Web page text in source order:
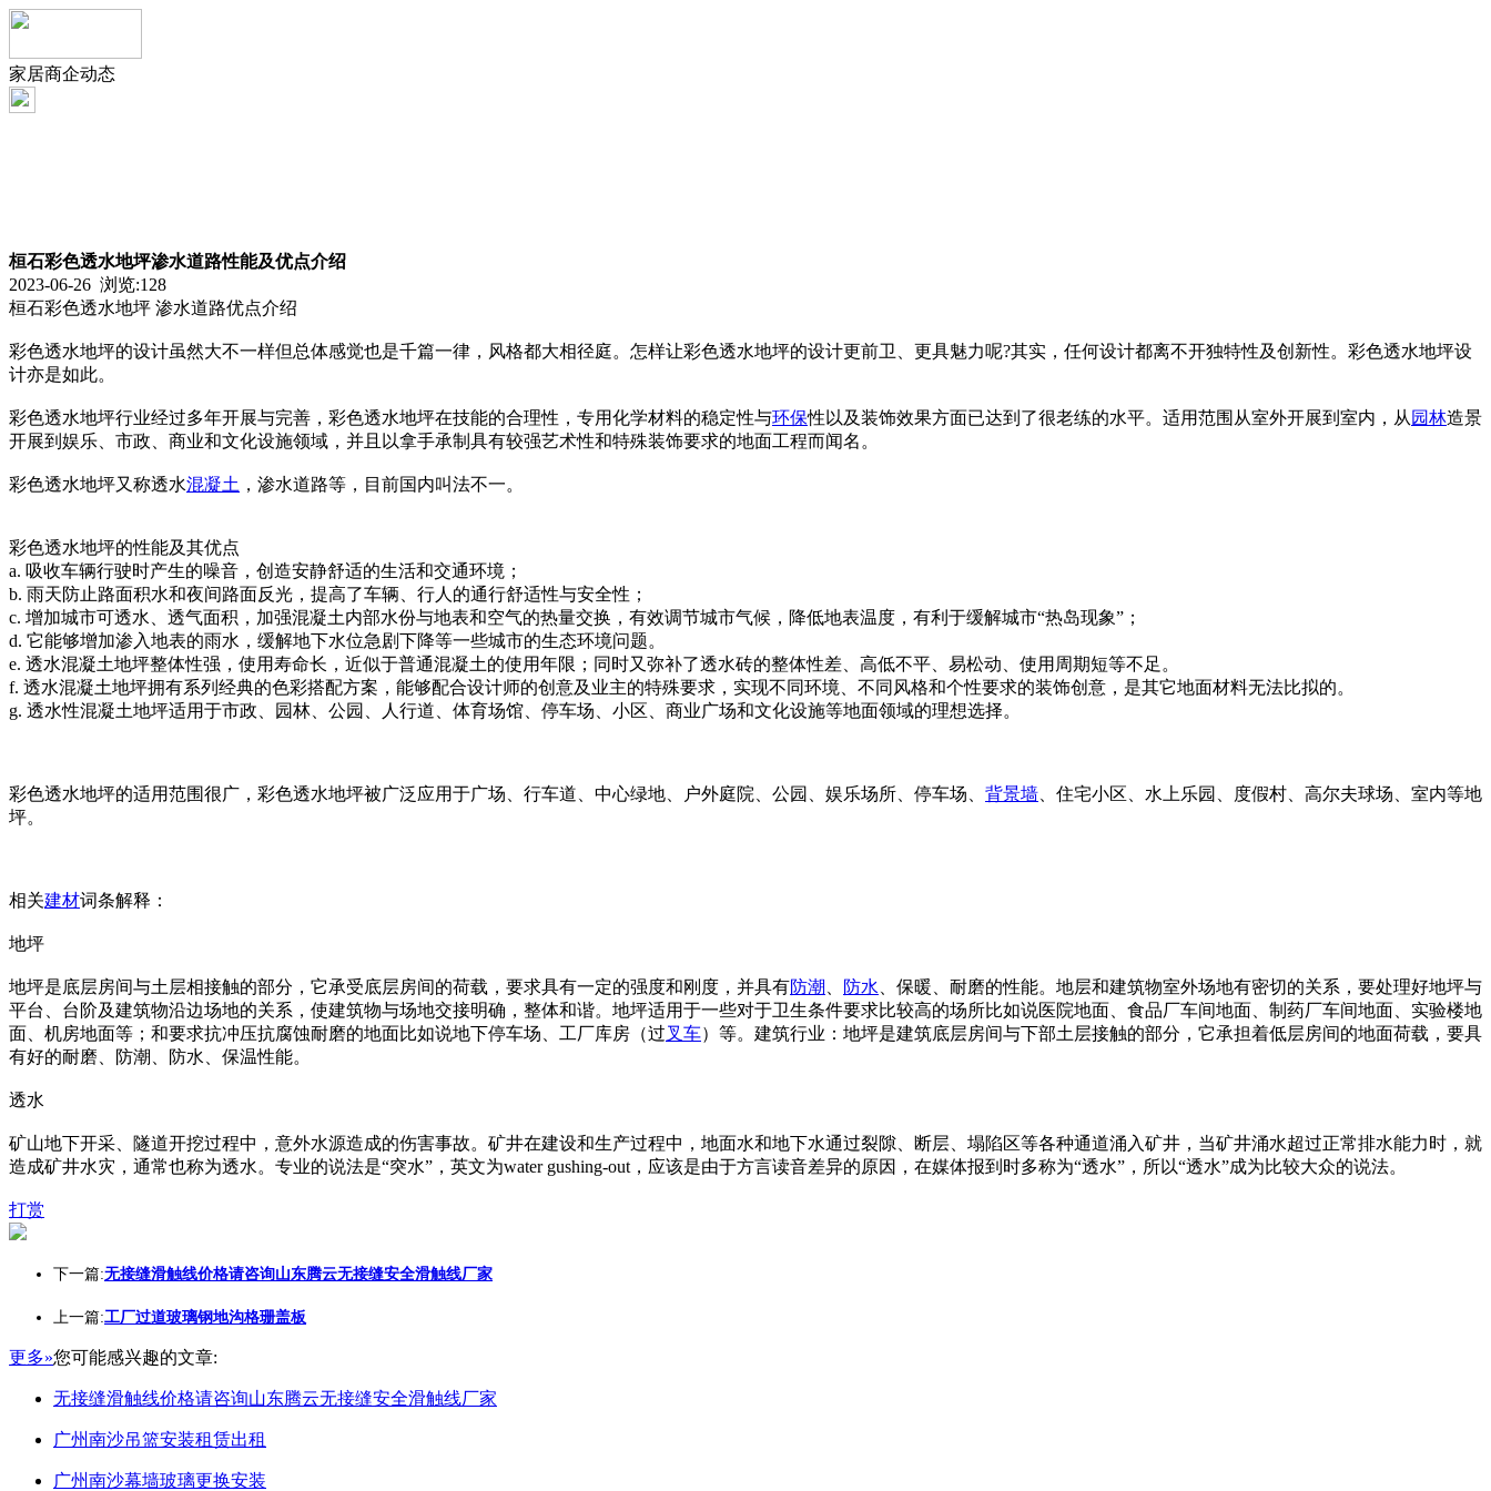
家居商企动态
桓石彩色透水地坪渗水道路性能及优点介绍
2023-06-26 浏览:128
桓石彩色透水地坪 渗水道路优点介绍
彩色透水地坪的设计虽然大不一样但总体感觉也是千篇一律，风格都大相径庭。怎样让彩色透水地坪的设计更前卫、更具魅力呢?其实，任何设计都离不开独特性及创新性。彩色透水地坪设
计亦是如此。
彩色透水地坪行业经过多年开展与完善，彩色透水地坪在技能的合理性，专用化学材料的稳定性与环保性以及装饰效果方面已达到了很老练的水平。适用范围从室外开展到室内，从 园林造景
开展到娱乐、市政、商业和文化设施领域，并且以拿手承制具有较强艺术性和特殊装饰要求的地面工程而闻名。
彩色透水地坪又称透水混凝土 ，渗水道路等，目前国内叫法不一。
彩色透水地坪的性能及其优点
a. 吸收车辆行驶时产生的噪音，创造安静舒适的生活和交通环境；
b. 雨天防止路面积水和夜间路面反光，提高了车辆、行人的通行舒适性与安全性；
c. 增加城市可透水、透气面积，加强混凝土内部水份与地表和空气的热量交换，有效调节城市气候，降低地表温度，有利于缓解城市“热岛现象”；
d. 它能够增加渗入地表的雨水，缓解地下水位急剧下降等一些城市的生态环境问题。
e. 透水混凝土地坪整体性强，使用寿命长，近似于普通混凝土的使用年限；同时又弥补了透水砖的整体性差、高低不平、易松动、使用周期短等不足。
f. 透水混凝土地坪拥有系列经典的色彩搭配方案，能够配合设计师的创意及业主的特殊要求，实现不同环境、不同风格和个性要求的装饰创意，是其它地面材料无法比拟的。
g. 透水性混凝土地坪适用于市政、园林、公园、人行道、体育场馆、停车场、小区、商业广场和文化设施等地面领域的理想选择。
彩色透水地坪的适用范围很广，彩色透水地坪被广泛应用于广场、行车道、中心绿地、户外庭院、公园、娱乐场所、停车场、 背景墙 、住宅小区、水上乐园、度假村、高尔夫球场、室内等地
坪。
相关建材词条解释：
地坪
地坪是底层房间与土层相接触的部分，它承受底层房间的荷载，要求具有一定的强度和刚度，并具有防潮 防水 、保暖、耐磨的性能。地层和建筑物室外场地有密切的关系，要处理好地坪与
平台、台阶及建筑物沿边场地的关系，使建筑物与场地交接明确，整体和谐。地坪适用于一些对于卫生条件要求比较高的场所比如说医院地面、食品厂车间地面、制药厂车间地面、实验楼地
面、机房地面等；和要求抗冲压抗腐蚀耐磨的地面比如说地下停车场、工厂库房（过叉车）等。建筑行业：地坪是建筑底层房间与下部土层接触的部分，它承担着低层房间的地面荷载，要具
有好的耐磨、防潮、防水、保温性能。
透水
矿山地下开采、隧道开挖过程中，意外水源造成的伤害事故。矿井在建设和生产过程中，地面水和地下水通过裂隙、断层、塌陷区等各种通道涌入矿井，当矿井涌水超过正常排水能力时，就
造成矿井水灾，通常也称为透水。专业的说法是“突水”，英文为water gushing-out，应该是由于方言读音差异的原因，在媒体报到时多称为“透水”，所以“透水”成为比较大众的说法。
打赏
下一篇:无接缝滑触线价格请咨询山东腾云无接缝安全滑触线厂家
上一篇:工厂过道玻璃钢地沟格珊盖板
更多»您可能感兴趣的文章:
无接缝滑触线价格请咨询山东腾云无接缝安全滑触线厂家
广州南沙吊篮安装租赁出租
广州南沙幕墙玻璃更换安装